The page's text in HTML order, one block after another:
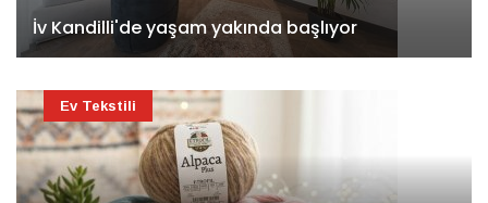
İv Kandilli'de yaşam yakında başlıyor
Ev Tekstili